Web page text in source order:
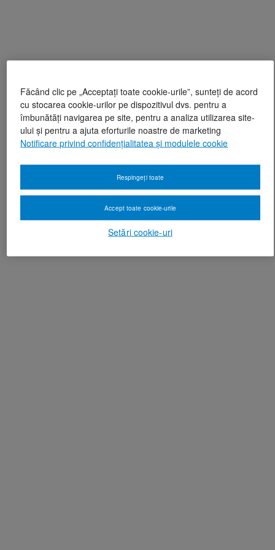
Făcând clic pe „Acceptați toate cookie-urile”, sunteți de acord
cu stocarea cookie-urilor pe dispozitivul dvs. pentru a
îmbunătăți navigarea pe site, pentru a analiza utilizarea site-
ului și pentru a ajuta eforturile noastre de marketing
Notificare privind confidențialitatea și modulele cookie
Setări cookie-uri
Respingeți toate
Accept toate cookie-urile